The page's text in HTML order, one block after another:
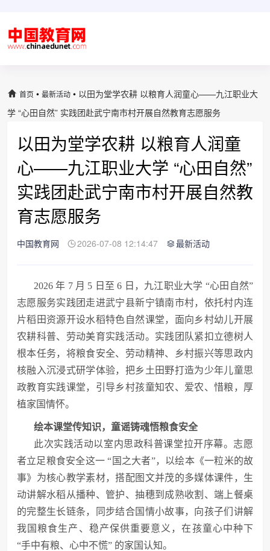
首页 • 最新活动 • 以田为堂学农耕 以粮育人润童心——九江职业大
学 “心田自然” 实践团赴武宁南市村开展自然教育志愿服务
以田为堂学农耕 以粮育人润童
心——九江职业大学 “心田自然”
实践团赴武宁南市村开展自然教
育志愿服务
中国教育网 2026-07-08 12:14:47 最新活动
2026 年 7 月 5 日至 6 日，九江职业大学 “心田自然”
志愿服务实践团走进武宁县新宁镇南市村，依托村内连
片稻田资源开设水稻特色自然课堂，面向乡村幼儿开展
农耕科普、劳动美育实践活动。实践团队紧扣立德树人
根本任务，将粮食安全、劳动精神、乡村振兴等思政内
核融入沉浸式研学体验，把乡土田野打造为少年儿童思
政教育实践课堂，引导乡村孩童知农、爱农、惜粮，厚
植家国情怀。
绘本课堂传知识，童谣铸魂悟粮食安全
此次实践活动以室内思政科普课堂拉开序幕。志愿
者立足粮食安全这一 “国之大者”，以绘本《一粒米的故
事》为核心教学素材，搭配图文并茂的多媒体课件，生
动讲解水稻从播种、管护、抽穗到成熟收割、端上餐桌
的完整生长链条，同步结合国情小故事，向孩子们讲解
我国粮食生产、稳产保供重要意义，在孩童心中种下
“手中有粮、心中不慌” 的家国认知。